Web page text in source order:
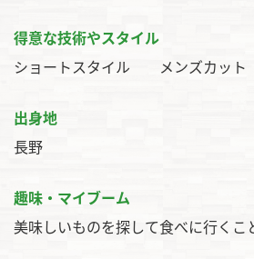
得意な技術やスタイル
ショートスタイル メンズカット
出身地
長野
趣味・マイブーム
美味しいものを探して食べに行くこ